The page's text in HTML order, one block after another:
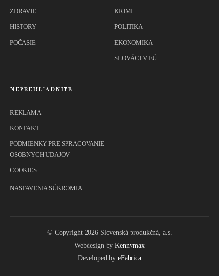
ZDRAVIE
HISTORY
POČASIE
KRIMI
POLITIKA
EKONOMIKA
SLOVÁCI V EÚ
NEPREHLIADNITE
REKLAMA
KONTAKT
PODMIENKY PRE SPRACOVANIE
OSOBNYCH UDAJOV
COOKIES
NASTAVENIA SÚKROMIA
© Copyright 2026 Slovenská produkčná, a.s.
Webdesign by Kennymax
Developed by eFabrica